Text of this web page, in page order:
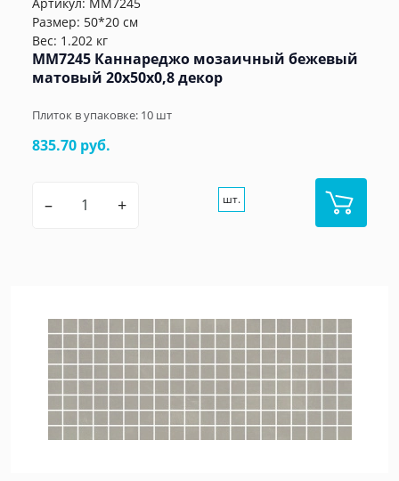
Размер: 50*20 см
Вес: 1.202 кг
MM7245 Каннареджо мозаичный бежевый
матовый 20x50x0,8 декор
Плиток в упаковке: 10 шт
835.70 руб.
– + шт.